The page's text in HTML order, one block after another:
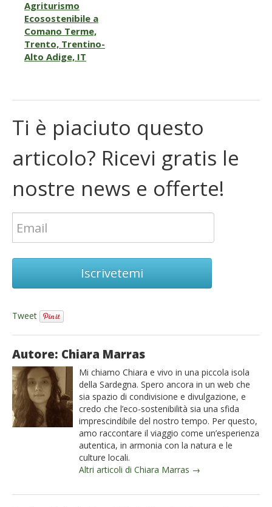
Agriturismo
Ecosostenibile a
Comano Terme,
Trento, Trentino-
Alto Adige, IT
Ti è piaciuto questo
articolo? Ricevi gratis le
nostre news e offerte!
Iscrivetemi
Tweet
Autore: Chiara Marras
Mi chiamo Chiara e vivo in una piccola isola
della Sardegna. Spero ancora in un web che
sia spazio di condivisione e divulgazione, e
credo che l’eco-sostenibilità sia una sfida
imprescindibile del nostro tempo. Per questo,
amo raccontare il viaggio come un’esperienza
autentica, in armonia con la natura e le
culture locali.
Altri articoli di Chiara Marras →